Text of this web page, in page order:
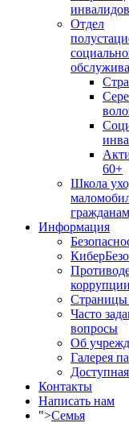
инвалидов
Отдел
60+
Школа
Информация
коррупции
Страницы
Часто
вопросы
Об
Галерея
Контакты
Написать нам
">Семья